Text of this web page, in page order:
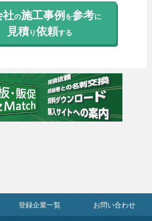
社の施工事例を参考に
見積り依頼する
登録企業一覧 お問い合わせ